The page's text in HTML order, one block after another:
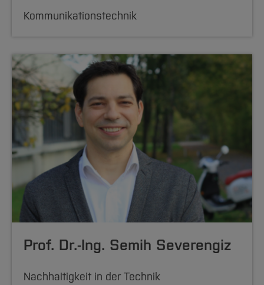
Kommunikationstechnik
Prof. Dr.-Ing. Semih Severengiz
Nachhaltigkeit in der Technik